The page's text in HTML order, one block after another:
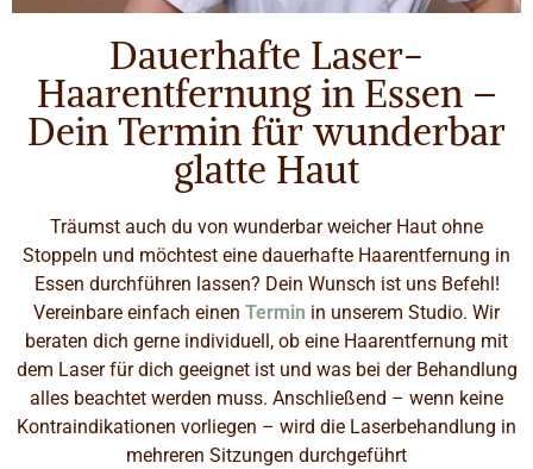
Dauerhafte Laser-
Haarentfernung in Essen –
Dein Termin für wunderbar
glatte Haut
Träumst auch du von wunderbar weicher Haut ohne
Stoppeln und möchtest eine dauerhafte Haarentfernung in
Essen durchführen lassen? Dein Wunsch ist uns Befehl!
Vereinbare einfach einen Termin in unserem Studio. Wir
beraten dich gerne individuell, ob eine Haarentfernung mit
dem Laser für dich geeignet ist und was bei der Behandlung
alles beachtet werden muss. Anschließend – wenn keine
Kontraindikationen vorliegen – wird die Laserbehandlung in
mehreren Sitzungen durchgeführt